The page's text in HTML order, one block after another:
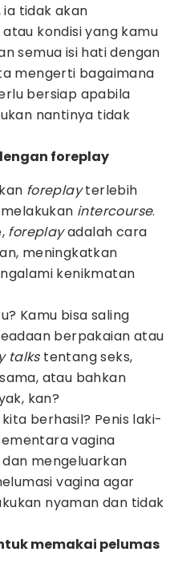
tidak akan
kondisi yang kamu
semua isi hati dengan
mengerti bagaimana
bersiap apabila
nantinya tidak
foreplay
foreplayterlebih
intercourse.
foreplayadalah cara
meningkatkan
kenikmatan
Kamu bisa saling
berpakaian atau
talks tentang seks,
atau bahkan
kan?
kita berhasil? Penis laki-
vagina
mengeluarkan
vagina agar
nyaman dan tidak
memakai pelumas